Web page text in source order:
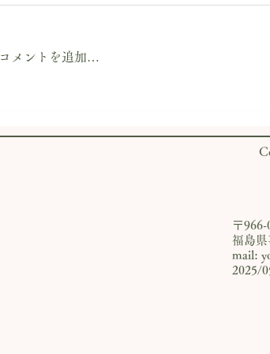
クリングの休憩にぜひ
コメントを追加…
〒966-
福島県
mail:
​​2025/